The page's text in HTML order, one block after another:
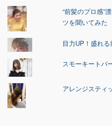
“前髪のプロ感”
ツを聞いてみた
目力UP！盛れる
スモーキートパ
アレンジスティ